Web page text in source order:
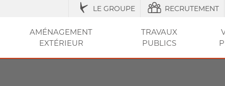
LE GROUPE RECRUTEMENT
AMÉNAGEMENT
EXTÉRIEUR
TRAVAUX
PUBLICS